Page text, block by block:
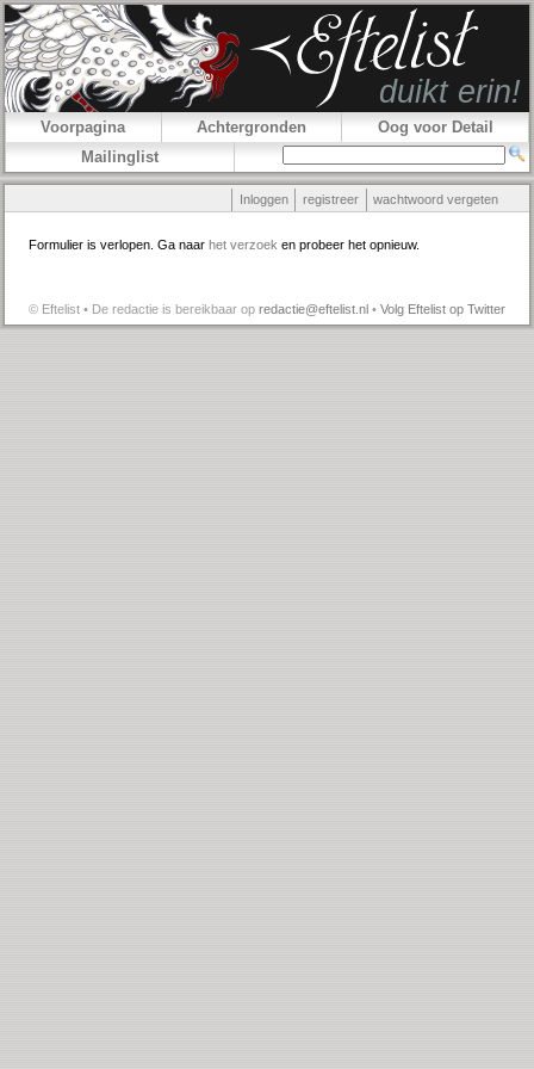
Voorpagina Achtergronden
Oog voor Detail
Mailinglist
Inloggen registreer wachtwoord vergeten
Formulier is verlopen. Ga naar het verzoek en probeer het opnieuw.
© Eftelist • De redactie is bereikbaar op redactie@eftelist.nl • Volg Eftelist op Twitter